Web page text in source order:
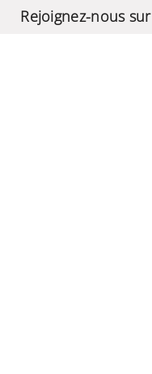
99,000 TND
Rejoignez-nous sur